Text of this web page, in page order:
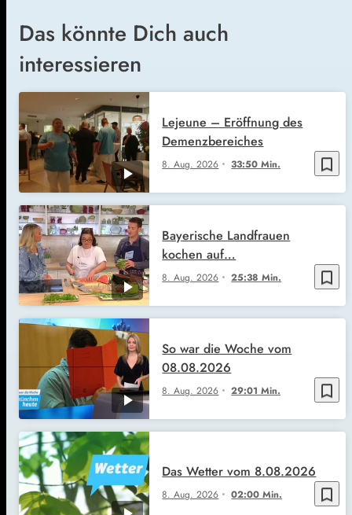
Das könnte Dich auch
interessieren
bookmark_border
8. Aug. 2026 33:50 Min.
Lejeune – Eröffnung des
Demenzbereiches
bookmark_border
8. Aug. 2026 25:38 Min.
Bayerische Landfrauen
kochen auf…
bookmark_border
8. Aug. 2026 29:01 Min.
So war die Woche vom
08.08.2026
bookmark_border
8. Aug. 2026 02:00 Min.
Das Wetter vom 8.08.2026